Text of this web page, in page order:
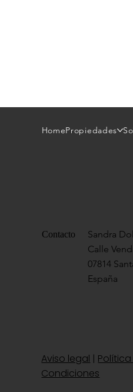
HomePropiedades
Contacto
Sandra
Calle
07814
España
Aviso legal |
Condiciones